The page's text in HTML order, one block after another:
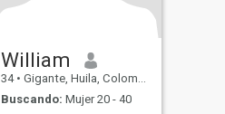
William
34 • Gigante, Huila, Colombia
Buscando: Mujer 20 - 40